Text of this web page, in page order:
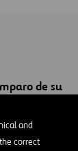
and
correct
de su